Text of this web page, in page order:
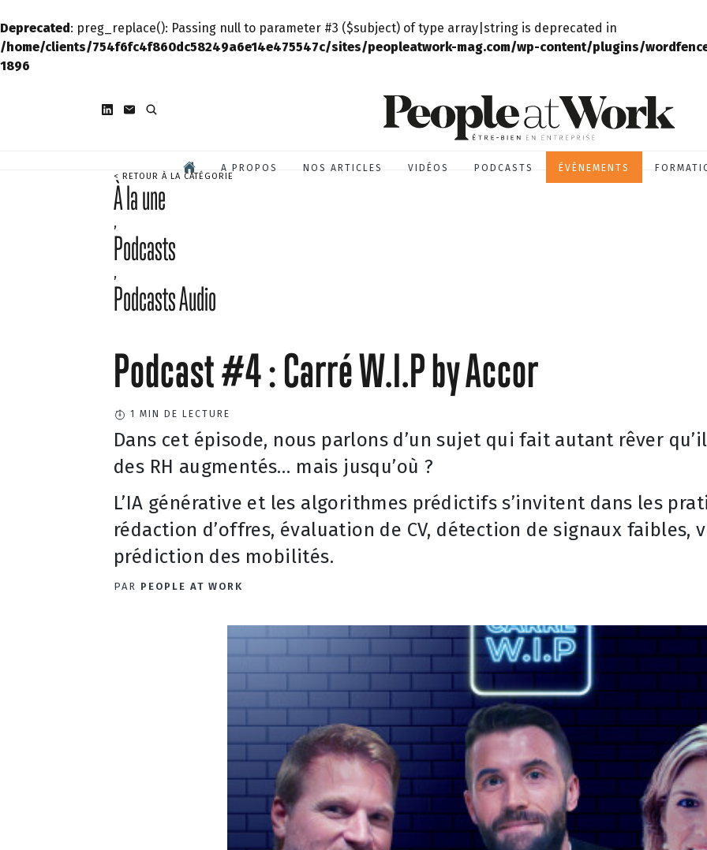
Deprecated: preg_replace(): Passing null to parameter #3 ($subject) of type array|string is deprecated in
/home/clients/754f6fc4f860dc58249a6e14e475547c/sites/peopleatwork-mag.com/wp-content/plugins/
1896
A PROPOS NOS ARTICLES VIDÉOS PODCASTS ÉVÈNEMENTS
< RETOUR À LA CATÉGORIE
À la une
,
Podcasts
,
Podcasts Audio
Podcast #4 : Carré W.I.P by Accor
1 MIN DE LECTURE
Dans cet épisode, nous parlons d’un sujet qui fait autant rêver
des RH augmentés… mais jusqu’où ?
L’IA générative et les algorithmes prédictifs s’invitent dans les
rédaction d’offres, évaluation de CV, détection de signaux faibles,
prédiction des mobilités.
PAR PEOPLE AT WORK